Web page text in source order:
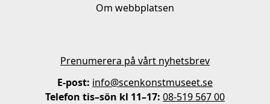
Om webbplatsen
Prenumerera på vårt nyhetsbrev
E-post: info@scenkonstmuseet.se
Telefon tis–sön kl 11–17: 08-519 567 00